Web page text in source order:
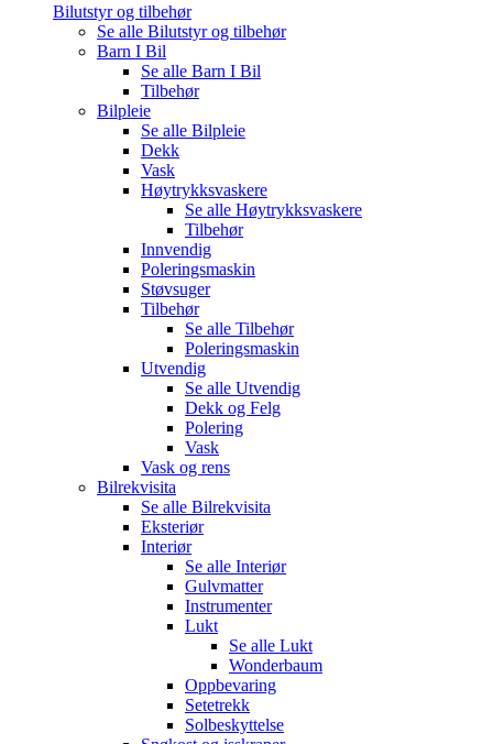
Bilutstyr og tilbehør
Se alle Bilutstyr og tilbehør
Barn I Bil
Se alle Barn I Bil
Tilbehør
Bilpleie
Se alle Bilpleie
Dekk
Vask
Høytrykksvaskere
Se alle Høytrykksvaskere
Tilbehør
Innvendig
Poleringsmaskin
Støvsuger
Tilbehør
Se alle Tilbehør
Poleringsmaskin
Utvendig
Se alle Utvendig
Dekk og Felg
Polering
Vask
Vask og rens
Bilrekvisita
Se alle Bilrekvisita
Eksteriør
Interiør
Se alle Interiør
Gulvmatter
Instrumenter
Lukt
Se alle Lukt
Wonderbaum
Oppbevaring
Setetrekk
Solbeskyttelse